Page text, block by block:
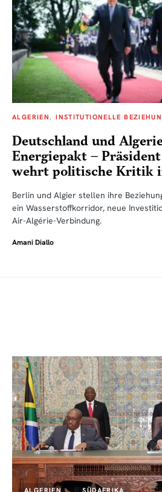
ALGERIEN INSTITUTIONELLE
Deutschland und
Energiepakt –
wehrt politische Kritik
Berlin und Algier stellen ihre
ein Wasserstoffkorridor, neue
Air-Algérie-Verbindung.
Amani Diallo
ALGERIEN SÜDAFRIKA